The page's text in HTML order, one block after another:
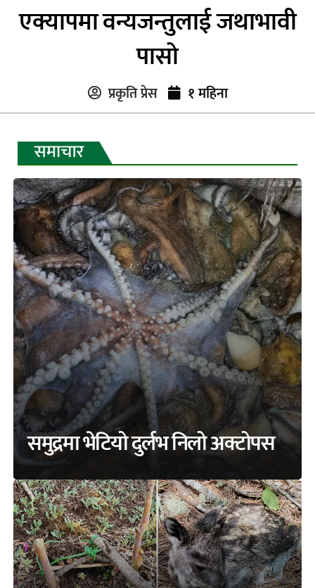
एक्यापमा वन्यजन्तुलाई जथाभावी
पासो
प्रकृति प्रेस १ महिना
समुद्रमा भेटियो दुर्लभ निलो अक्टोपस